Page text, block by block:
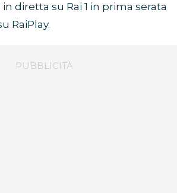
in diretta su Rai 1 in prima serata
RaiPlay.